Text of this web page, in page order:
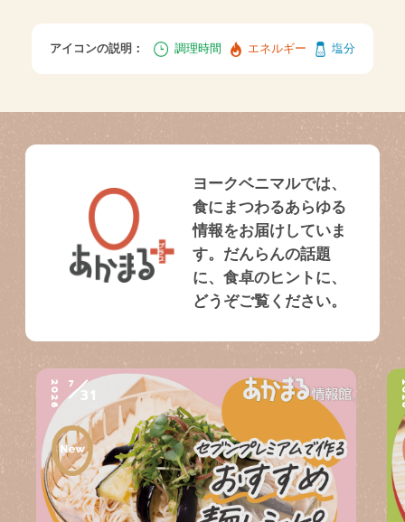
アイコンの説明： 調理時間 エネルギー 塩分
ヨークベニマルでは、
食にまつわるあらゆる
情報をお届けしていま
す。だんらんの話題
に、食卓のヒントに、
どうぞご覧ください。
2026 7
31